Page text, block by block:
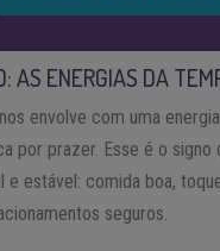
AS ENERGIAS DA
nos envolve com uma
por prazer. Esse é o signo
e estável: comida boa,
seguros.